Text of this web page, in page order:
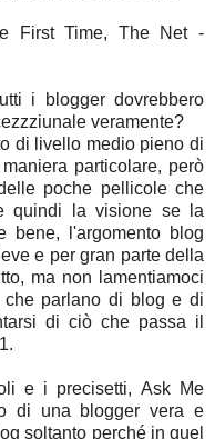
First Time, The Net -
i blogger dovrebbero
veramente?
di livello medio pieno di
particolare, però
poche pellicole che
quindi la visione se la
bene, l'argomento blog
e per gran parte della
ma non lamentiamoci
parlano di blog e di
di ciò che passa il
e i precisetti, Ask Me
di una blogger vera e
soltanto perché in quel